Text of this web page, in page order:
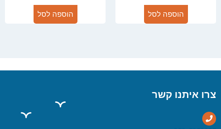
הוספה לסל הוספה לסל
צרו איתנו קשר